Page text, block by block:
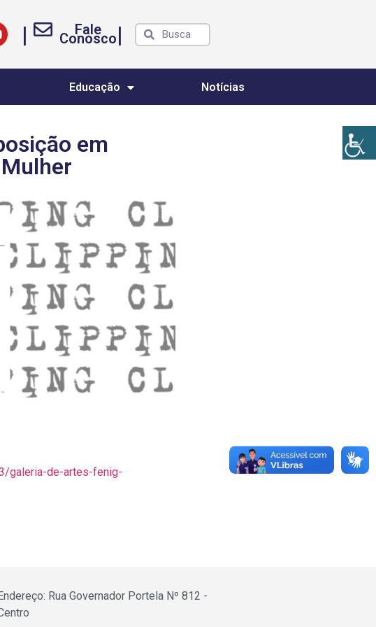
| Fale
Conosco|
Educação Notícias
em
galeria-de-artes-fenig-
Rua Governador Portela Nº 812 -